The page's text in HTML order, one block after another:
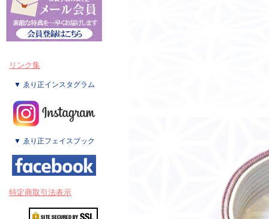
リンク集
▼ ゑり正インスタグラム
▼ ゑり正フェイスブック
特定商取引法表示